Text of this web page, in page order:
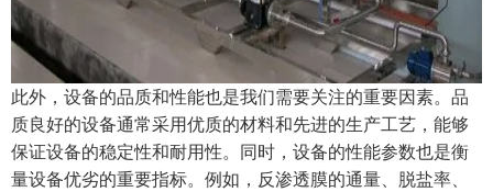
此外，设备的品质和性能也是我们需要关注的重要因素。品
质良好的设备通常采用优质的材料和先进的生产工艺，能够
保证设备的稳定性和耐用性。同时，设备的性能参数也是衡
量设备优劣的重要指标。例如，反渗透膜的通量、脱盐率、